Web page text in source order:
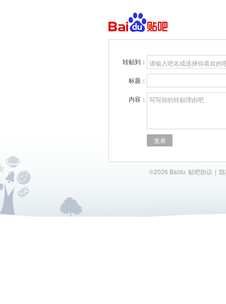
转贴到： 请输入吧名或选择你喜欢的
标题：
内容： 写写你的转贴理由吧
发表
©2026 Baidu 贴吧协议 |